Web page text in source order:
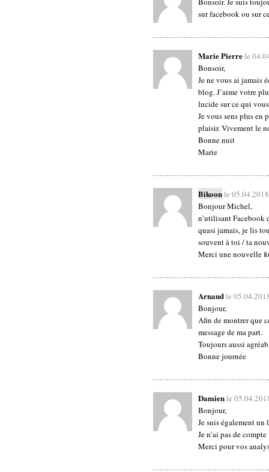
sur facebook ou sur
Marie Pierrele
Bonsoir,
Je ne vous ai jamais
blog. J’aime votre
lucide sur ce qui
Je vous sens plus en
plaisir. Vivement le
Bonne nuit
Marie
Bikoonle
Bonjour Michel,
n’utilisant Facebook
quasi jamais, je lis
souvent à toi / ta
Merci une nouvelle
Arnaudle
Bonjour,
Afin de montrer que
message de ma part.
Toujours aussi
Bonne journée
Damienle
Bonjour,
Je suis également
Je n’ai pas de
Merci pour vos